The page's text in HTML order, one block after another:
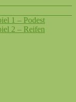
1 – Podest
2 – Reifen